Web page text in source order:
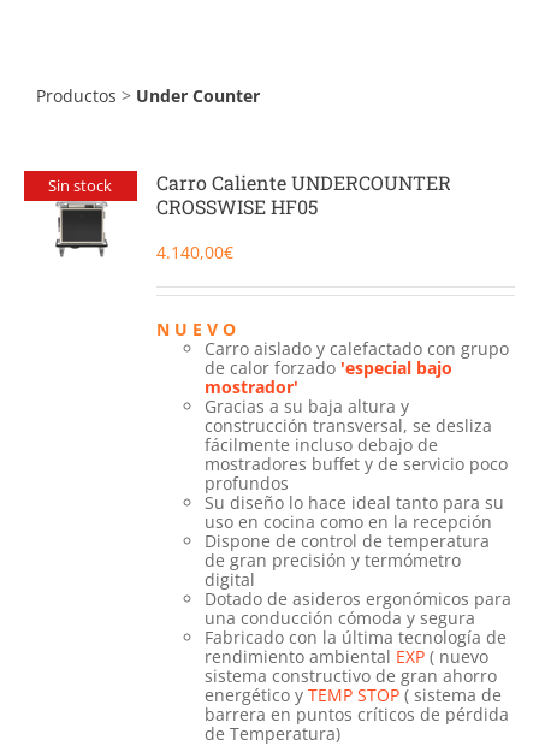
Food Service y Vending
Productos > Under Counter
Sin stock
Carro Caliente UNDERCOUNTER
CROSSWISE HF05
4.140,00€
N U E V O
Carro aislado y calefactado con grupo
de calor forzado 'especial bajo
mostrador'
Gracias a su baja altura y
construcción transversal, se desliza
fácilmente incluso debajo de
mostradores buffet y de servicio poco
profundos
Su diseño lo hace ideal tanto para su
uso en cocina como en la recepción
Dispone de control de temperatura
de gran precisión y termómetro
digital
Dotado de asideros ergonómicos para
una conducción cómoda y segura
Fabricado con la última tecnología de
rendimiento ambiental EXP ( nuevo
sistema constructivo de gran ahorro
energético yTEMP STOP ( sistema de
barrera en puntos críticos de pérdida
de Temperatura)